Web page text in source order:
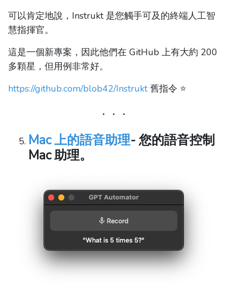
可以肯定地說，Instrukt 是您觸手可及的終端人工智
慧指揮官。
這是一個新專案，因此他們在 GitHub 上有大約 200
多顆星，但用例非常好。
https://github.com/blob42/Instrukt舊指令 ⭐️
Mac 上的語音助理- 您的語音控制
Mac 助理。